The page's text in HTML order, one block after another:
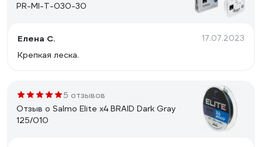
PR-MI-T-030-30
Елена С. 17.07.2023
Крепкая леска.
5 отзывов
Отзыв о Salmo Elite х4 BRAID Dark Gray
125/010